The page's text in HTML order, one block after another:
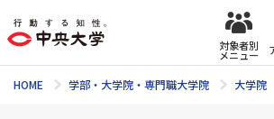
対象者別
メニュー
HOME 学部・大学院・専門職大学院 大学院